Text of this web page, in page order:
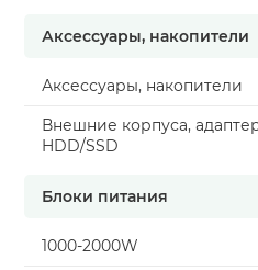
Аксессуары, накопители
Аксессуары, накопители
Внешние корпуса,
HDD/SSD
Блоки питания
1000-2000W